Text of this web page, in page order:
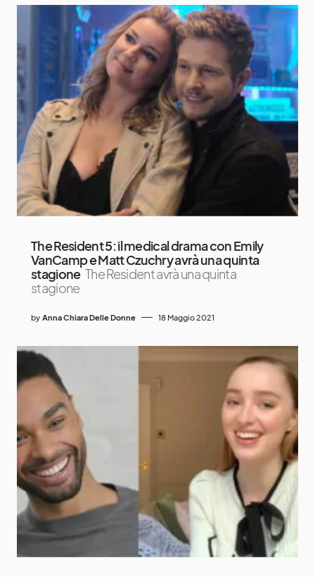
The Resident 5: il medical drama con Emily
VanCamp e Matt Czuchry avrà una quinta
stagione The Resident avrà una quinta
stagione
by Anna Chiara Delle Donne 18 Maggio 2021